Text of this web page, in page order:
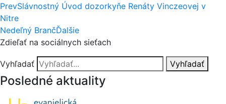
PrevSlávnostný Úvod dozorkyňe Renáty Vinczeovej v
Nitre
Nedeľný BrančĎalšie
Zdieľať na sociálnych sieťach
Vyhľadať Vyhľadať
Posledné aktuality